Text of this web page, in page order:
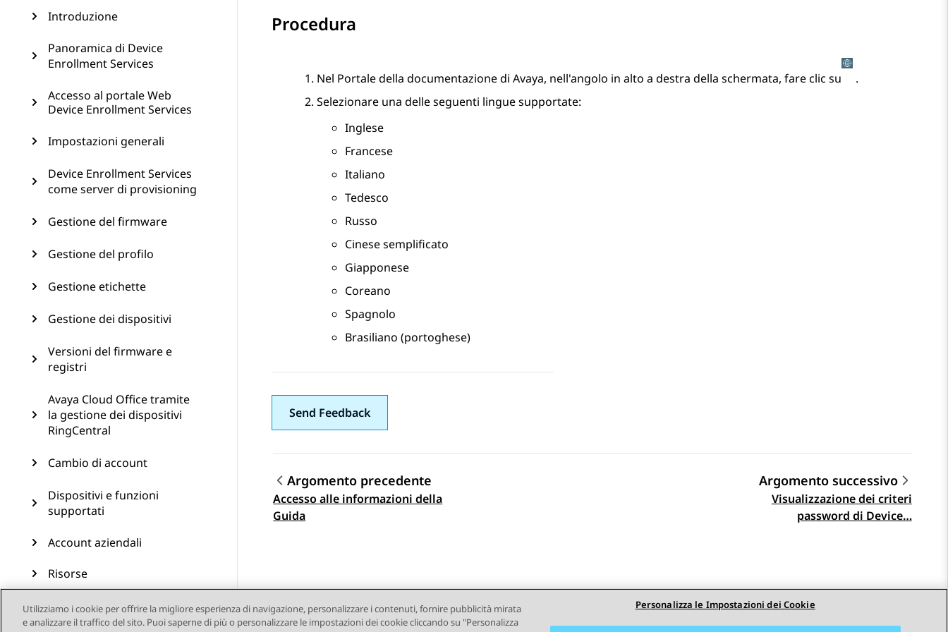
Introduzione
Panoramica di Device
Enrollment Services
Accesso al portale Web
Device Enrollment Services
Impostazioni generali
Device Enrollment Services
come server di provisioning
Gestione del firmware
Gestione del profilo
Gestione etichette
Gestione dei dispositivi
Versioni del firmware e
registri
Avaya Cloud Office tramite
la gestione dei dispositivi
RingCentral
Cambio di account
Dispositivi e funzioni
supportati
Account aziendali
Risorse
Procedura
Nel Portale della documentazione di Avaya, nell'angolo in alto a destra della schermata, fare clic su
.
Selezionare una delle seguenti lingue supportate:
Inglese
Francese
Italiano
Tedesco
Russo
Cinese semplificato
Giapponese
Coreano
Spagnolo
Brasiliano (portoghese)
Send Feedback
Navigazione argomento
Argomento precedente
Accesso alle informazioni della
Guida
Argomento successivo
Visualizzazione dei criteri
password di Device…
Utilizziamo i cookie per offrire la migliore esperienza di navigazione, personalizzare i contenuti, fornire pubblicità mirata
e analizzare il traffico del sito. Puoi saperne di più o personalizzare le impostazioni dei cookie cliccando su "Personalizza
Personalizza le Impostazioni dei Cookie